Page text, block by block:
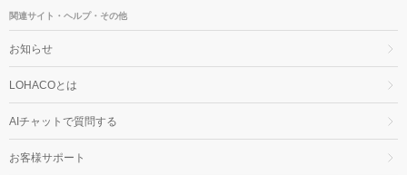
関連サイト・ヘルプ・その他
お知らせ
LOHACOとは
AIチャットで質問する
お客様サポート